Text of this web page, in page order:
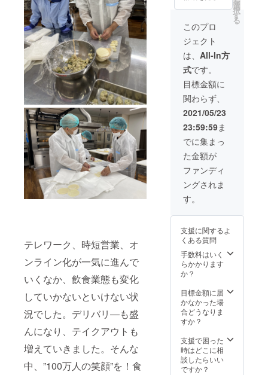
テレワーク、時短営業、オ
ンライン化が一気に進んで
いくなか、飲食業態も変化
していかないといけない状
況でした。デリバリ―も盛
んになり、テイクアウトも
増えていきました。そんな
中、”100万人の笑顔”を！食
中野本
「讃岐
のおう
どん
花は咲
く 新
宿戸山
店」
「讃岐
どん
花は咲
く 若
松河田
店」
「天ぷ
ら家
目黒
店」 で
も使え
るお食
事券
30000
花は咲
く来店
時にお
だける
「テイ
クアウ
ト餃子3
店舗で
いただ
ける食
事券
「餃子
の花は
咲く
荻窪
店」は
もちろ
んのこ
と、 花
は咲く
のグ
ループ
全店
「讃岐
のおう
どん
中野本
「讃岐
のおう
どん
花は咲
店」
「讃岐
のおう
く 若
松河田
店」
「天ぷ
選
択
す
る
このプロ
ジェクト
は、 All-In方
式です。
目標金額に
関わらず、
2021/05/23
23:59:59ま
でに集まっ
た金額が
ファンディ
ングされま
す。
支援に関するよ
くある質問
手数料はいく
らかかります
か？
目標金額に届
かなかった場
合どうなりま
すか？
支援で困った
時はどこに相
談したらいい
ですか？